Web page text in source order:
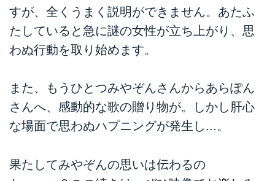
すが、全くうまく説明ができません。あたふ
たしていると急に謎の女性が立ち上がり、思
わぬ行動を取り始めます。
また、もうひとつみやぞんさんからあらぽん
さんへ、感動的な歌の贈り物が。しかし肝心
な場面で思わぬハプニングが発生し...。
果たしてみやぞんの思いは伝わるの